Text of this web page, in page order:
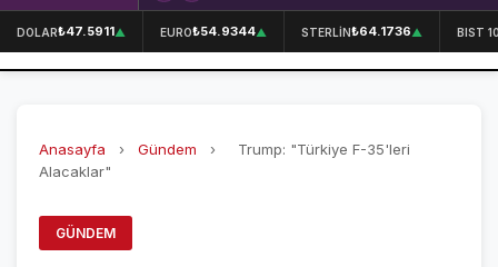
SPOR
SPOR HABERLERİ
FENERBAHÇE
ÖZEL SAYFALAR
DOLAR₺47.5911▲ EURO₺54.9344▲ STERLİN₺64.1736▲ BIST
Anasayfa › Gündem ›
Trump: "Türkiye F-35'leri
Alacaklar"
GÜNDEM